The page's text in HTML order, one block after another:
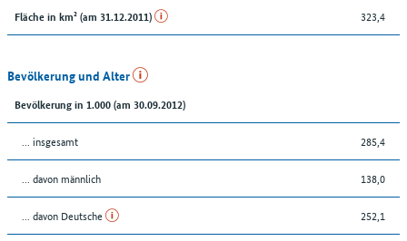
Fläche in km² (am 31.12.2011) 323,4
Bevölkerung und Alter
Bevölkerung in 1.000 (am 30.09.2012)
... insgesamt 285,4
... davon männlich 138,0
... davon Deutsche 252,1